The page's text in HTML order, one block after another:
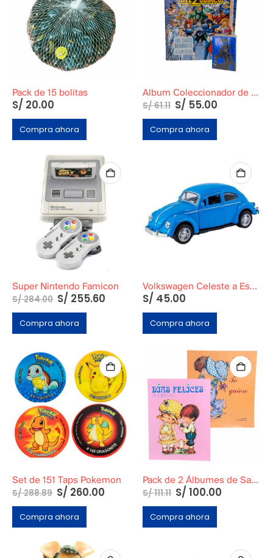
Pack de 15 bolitas
S/ 20.00
Compra ahora
Album Coleccionador de Cards de Caballeros del Zodiaco 1
S/61.11 S/ 55.00
Compra ahora
Super Nintendo Famicon
S/284.00 S/ 255.60
Compra ahora
Volkswagen Celeste a Escala
S/ 45.00
Compra ahora
Set de 151 Taps Pokemon
S/288.89 S/ 260.00
Compra ahora
Pack de 2 Álbumes de Sarah Key en Tapa Blanda
S/111.11 S/ 100.00
Compra ahora